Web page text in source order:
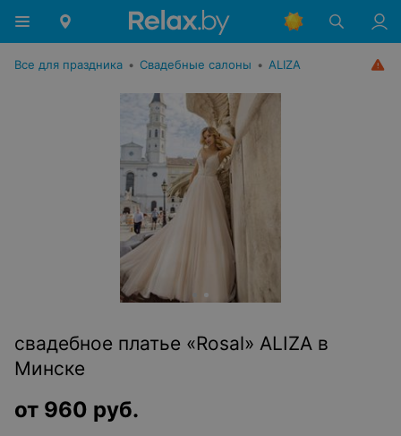
Все для праздника • Свадебные салоны • ALIZA
свадебное платье «Rosal» ALIZA в
Минске
от 960 руб.